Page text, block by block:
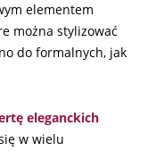
elementem
można stylizować
do formalnych, jak
eleganckich
w wielu